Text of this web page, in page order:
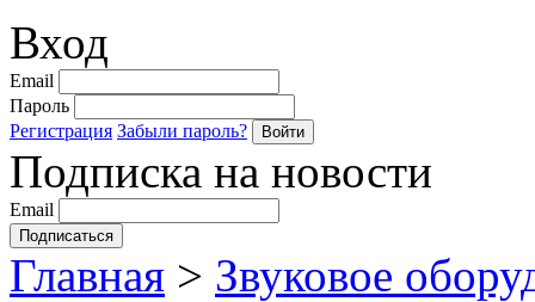
Вход
Email
Пароль
Регистрация Забыли пароль?
Подписка на новости
Email
Главная > Звуковое